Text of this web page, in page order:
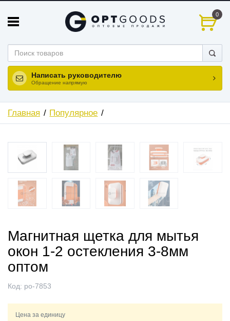
0
Написать руководителю
Обращение напрямую
Главная Популярное
ХИТ
НОВИНКА
Магнитная щетка для мытья
окон 1-2 остекления 3-8мм
оптом
Код: po-7853
Цена за единицу